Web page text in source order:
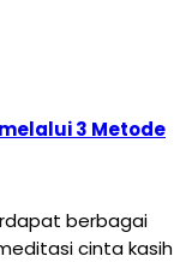
3 Metode
berbagai
cinta kasih